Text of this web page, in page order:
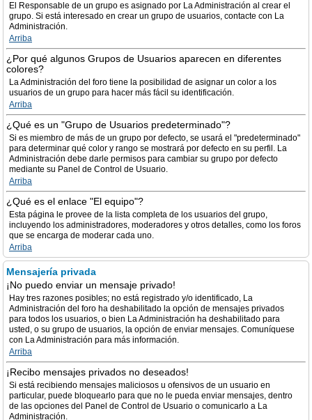
El Responsable de un grupo es asignado por La Administración al crear el
grupo. Si está interesado en crear un grupo de usuarios, contacte con La
Administración.
Arriba
¿Por qué algunos Grupos de Usuarios aparecen en diferentes
colores?
La Administración del foro tiene la posibilidad de asignar un color a los
usuarios de un grupo para hacer más fácil su identificación.
Arriba
¿Qué es un "Grupo de Usuarios predeterminado"?
Si es miembro de más de un grupo por defecto, se usará el "predeterminado"
para determinar qué color y rango se mostrará por defecto en su perfil. La
Administración debe darle permisos para cambiar su grupo por defecto
mediante su Panel de Control de Usuario.
Arriba
¿Qué es el enlace "El equipo"?
Esta página le provee de la lista completa de los usuarios del grupo,
incluyendo los administradores, moderadores y otros detalles, como los foros
que se encarga de moderar cada uno.
Arriba
Mensajería privada
¡No puedo enviar un mensaje privado!
Hay tres razones posibles; no está registrado y/o identificado, La
Administración del foro ha deshabilitado la opción de mensajes privados
para todos los usuarios, o bien La Administración ha deshabilitado para
usted, o su grupo de usuarios, la opción de enviar mensajes. Comuníquese
con La Administración para más información.
Arriba
¡Recibo mensajes privados no deseados!
Si está recibiendo mensajes maliciosos u ofensivos de un usuario en
particular, puede bloquearlo para que no le pueda enviar mensajes, dentro
de las opciones del Panel de Control de Usuario o comunicarlo a La
Administración.